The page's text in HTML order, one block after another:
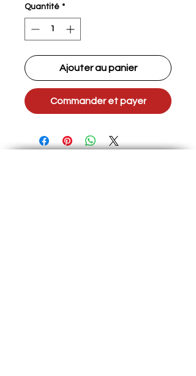
Quantité *
Ajouter au panier
Commander et payer